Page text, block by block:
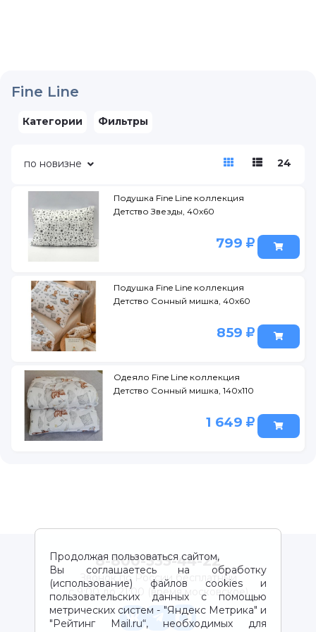
Fine Line
Категории Фильтры
по новизне 24
Подушка Fine Line коллекция
Детство Звезды, 40х60
799
Подушка Fine Line коллекция
Детство Сонный мишка, 40х60
859
Одеяло Fine Line коллекция
Детство Сонный мишка, 140х110
1 649
Продолжая пользоваться сайтом,
Вы соглашаетесь на обработку
(использование) файлов cookies и
пользовательских данных с помощью
метрических систем - "Яндекс Метрика" и
"Рейтинг Mail.ru“, необходимых для
8-800-333-44-22
Звонок по России бесплатный
с 9:00 до 21:00 (время московское)